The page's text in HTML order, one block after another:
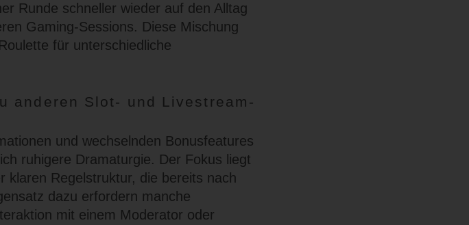
Runde schneller wieder auf den Alltag
Gaming-Sessions. Diese Mischung
für unterschiedliche
anderen Slot- und Livestream-
und wechselnden Bonusfeatures
ruhigere Dramaturgie. Der Fokus liegt
klaren Regelstruktur, die bereits nach
dazu erfordern manche
mit einem Moderator oder